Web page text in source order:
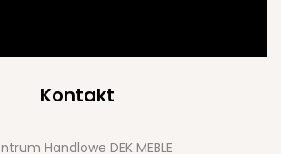
Kontakt
Handlowe DEK MEBLE